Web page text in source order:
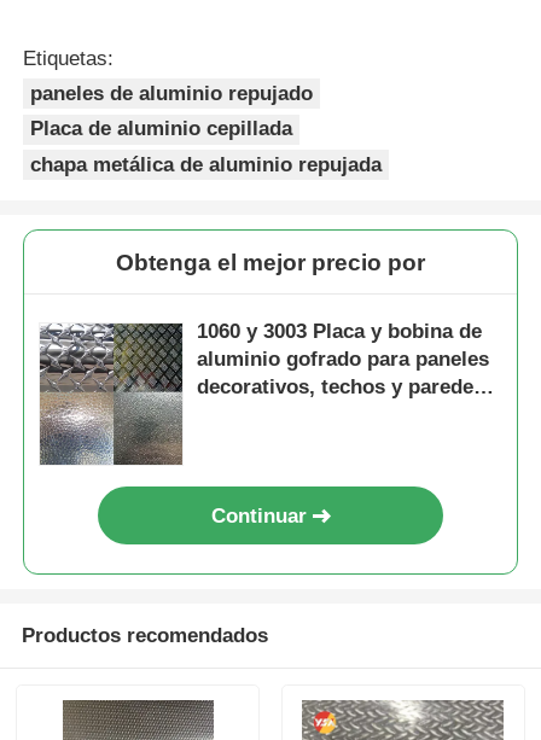
Etiquetas:
paneles de aluminio repujado
Placa de aluminio cepillada
chapa metálica de aluminio repujada
Obtenga el mejor precio por
1060 y 3003 Placa y bobina de
aluminio gofrado para paneles
decorativos, techos y paredes
Continuar
Productos recomendados